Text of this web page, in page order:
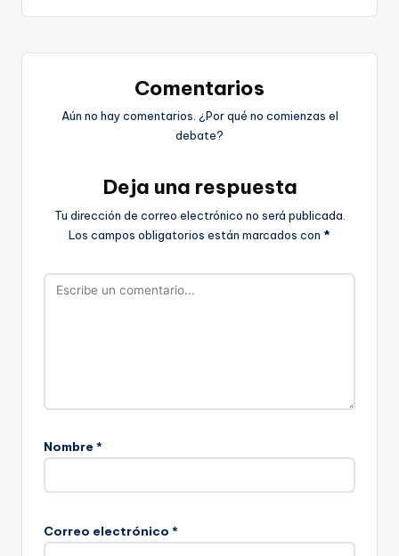
Comentarios
Aún no hay comentarios. ¿Por qué no comienzas el
debate?
Deja una respuesta
Tu dirección de correo electrónico no será publicada.
Los campos obligatorios están marcados con *
Nombre *
Correo electrónico *